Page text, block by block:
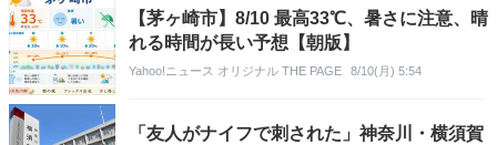
【茅ヶ崎市】8/10 最高33℃、暑さに注意、晴
れる時間が長い予想【朝版】
Yahoo!ニュース オリジナル THE PAGE 8/10(月) 5:54
「友人がナイフで刺された」神奈川・横須賀